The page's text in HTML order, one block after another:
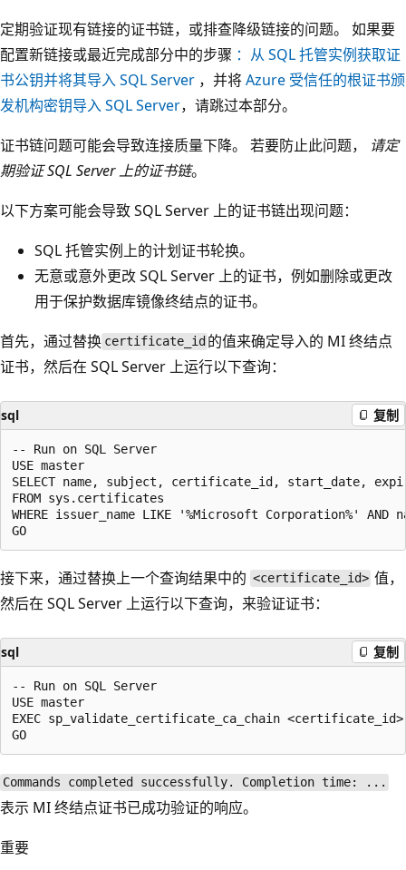
定期验证现有链接的证书链，或排查降级链接的问题。 如果要
配置新链接或最近完成部分中的步骤 ：从 SQL 托管实例获取证
书公钥并将其导入 SQL Server ，并将Azure 受信任的根证书颁
发机构密钥导入 SQL Server，请跳过本部分。
证书链问题可能会导致连接质量下降。 若要防止此问题， 请定
期验证 SQL Server 上的证书链。
以下方案可能会导致 SQL Server 上的证书链出现问题：
SQL 托管实例上的计划证书轮换。
无意或意外更改 SQL Server 上的证书，例如删除或更改
用于保护数据库镜像终结点的证书。
首先，通过替换 certificate_id 的值来确定导入的 MI 终结点
证书，然后在 SQL Server 上运行以下查询：
sql 复制
-- Run on SQL Server
USE master
SELECT name, subject, certificate_id, start_date,
FROM sys.certificates
WHERE issuer_name LIKE '%Microsoft Corporation%' AND
接下来，通过替换上一个查询结果中的 <certificate_id> 值，
然后在 SQL Server 上运行以下查询，来验证证书：
sql 复制
-- Run on SQL Server
USE master
EXEC sp_validate_certificate_ca_chain
Commands completed successfully. Completion time: ...
表示 MI 终结点证书已成功验证的响应。
重要